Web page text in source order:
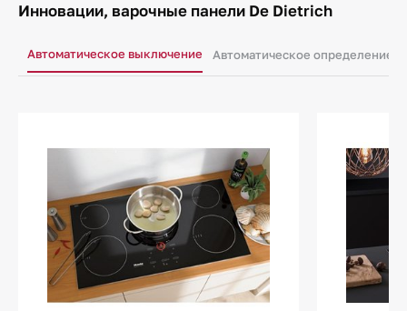
Инновации, варочные панели De Dietrich
Автоматическое выключение Автоматическое определение